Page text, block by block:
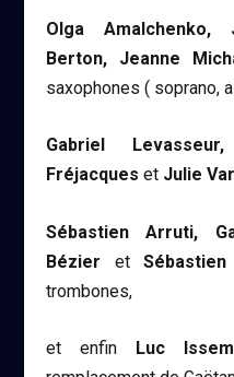
Olga Amalchenko,
Berton, Jeanne
saxophones ( soprano,
Gabriel
Fréjacqueset Julie
Sébastien Arruti,
Bézier etSébastien
trombones,
et enfin Luc